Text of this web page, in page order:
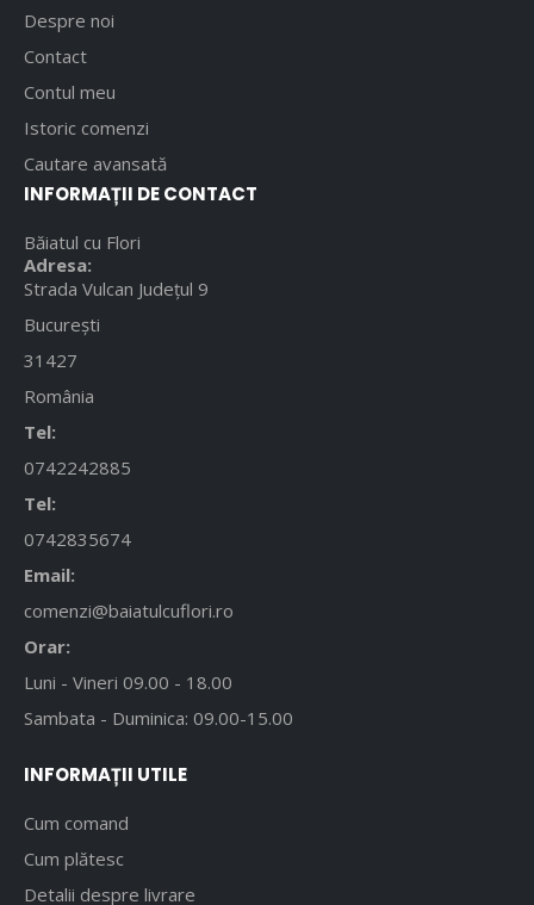
Despre noi
Contact
Contul meu
Istoric comenzi
Cautare avansată
INFORMAȚII DE CONTACT
Băiatul cu Flori
Adresa:
Strada Vulcan Județul 9
București
31427
România
Tel:
0742242885
Tel:
0742835674
Email:
comenzi@baiatulcuflori.ro
Orar:
Luni - Vineri 09.00 - 18.00
Sambata - Duminica: 09.00-15.00
INFORMAȚII UTILE
Cum comand
Cum plătesc
Detalii despre livrare